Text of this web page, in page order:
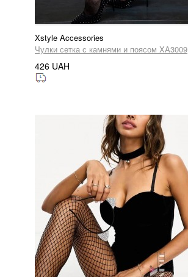
Xstyle Accessories
Чулки сетка с камнями и поясом XA3009
426 UAH